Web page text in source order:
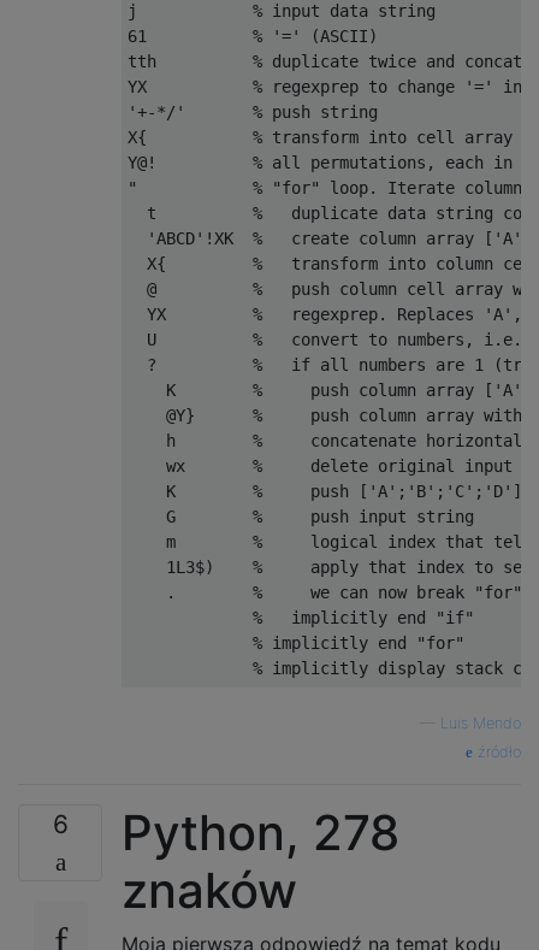
j            % input data string
61           % '=' (ASCII)
tth          % duplicate twice and concat:
YX           % regexprep to change '='
'+-*/'       % push string
X{           % transform into cell
Y@!          % all permutations, each in a
"            % "for" loop. Iterate columns
t          %   duplicate data string
'ABCD'!XK  %   create column array
X{         %   transform into column
@          %   push column cell array
YX         %   regexprep. Replaces
U          %   convert to numbers, i.e.
?          %   if all numbers are 1
K        %     push column array
@Y}      %     push column array with
h        %     concatenate
wx       %     delete original input
    K        %     push ['A';'B';'C';'D']
    G        %     push input string
m        %     logical index that
1L3$)    %     apply that index to
.        %     we can now break "for"
             %   implicitly end "if"
             % implicitly end "for"
Luis Mendo
źródło
6
Python, 278
znaków
Moja pierwsza odpowiedź na temat kodu